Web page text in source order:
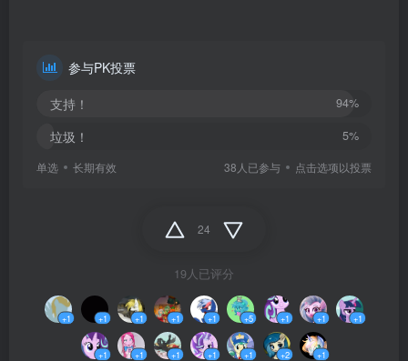
参与PK投票
94%
支持！
5%
垃圾！
单选 长期有效 38人已参与 点击选项以投票
24
19人已评分
+1 +1 +1 +1 +1 +5 +1 +1 +1
+1 +1 +1 +1 +1 +2 +1